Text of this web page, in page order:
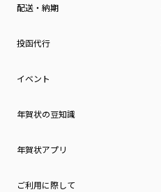
配送・納期
投函代行
イベント
年賀状の豆知識
年賀状アプリ
ご利用に際して